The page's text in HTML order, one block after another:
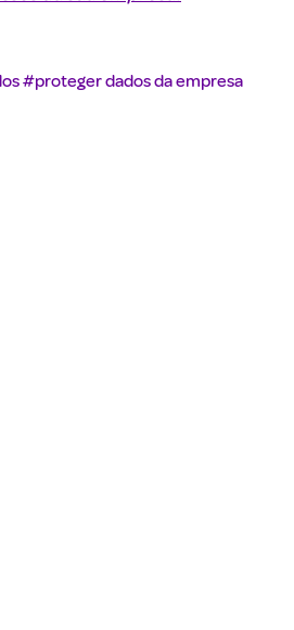
#proteger dados da empresa